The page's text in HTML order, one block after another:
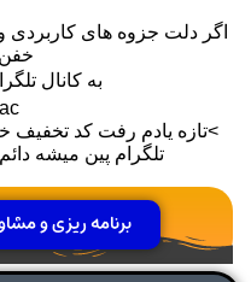
اگر دلت جزوه های
خفن
به کانال
>تازه یادم رفت کد تخفیف
تلگرام پین میشه
برنامه ریزی و مشاوره